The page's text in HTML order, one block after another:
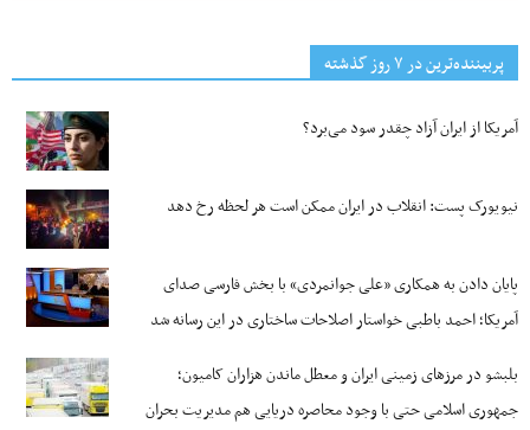
پربیننده‌ترین‌ در ۷ روز گذشته
آمریکا از ایران آزاد چقدر سود می‌برد؟
نیویورک پست: انقلاب در ایران ممکن است هر لحظه رخ دهد
پایان دادن به همکاری «علی جوانمردی» با بخش فارسی صدای
آمریکا؛ احمد باطبی خواستار اصلاحات ساختاری در این رسانه شد
بلبشو در مرزهای زمینی ایران و معطل ماندن هزاران کامیون؛
جمهوری اسلامی حتی با وجود محاصره دریایی هم مدیریت بحران